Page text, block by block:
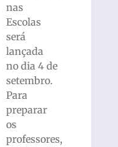
nas
Escolas
será
lançada
no dia 4 de
setembro.
Para
preparar
os
professores,